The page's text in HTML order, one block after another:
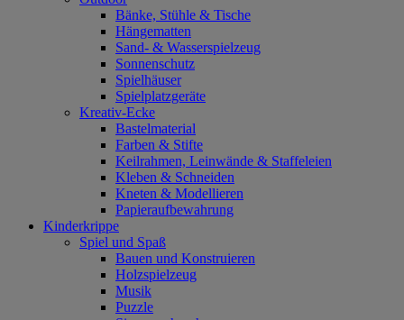
Bänke, Stühle & Tische
Hängematten
Sand- & Wasserspielzeug
Sonnenschutz
Spielhäuser
Spielplatzgeräte
Kreativ-Ecke
Bastelmaterial
Farben & Stifte
Keilrahmen, Leinwände & Staffeleien
Kleben & Schneiden
Kneten & Modellieren
Papieraufbewahrung
Kinderkrippe
Spiel und Spaß
Bauen und Konstruieren
Holzspielzeug
Musik
Puzzle